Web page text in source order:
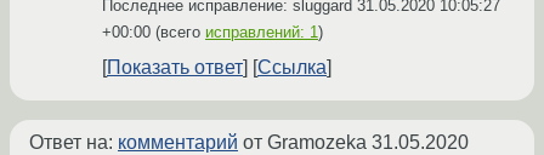
Последнее исправление: sluggard 31.05.2020 10:05:27
+00:00 (всего исправлений: 1)
Показать ответ Ссылка
Ответ на: комментарий от Gramozeka 31.05.2020